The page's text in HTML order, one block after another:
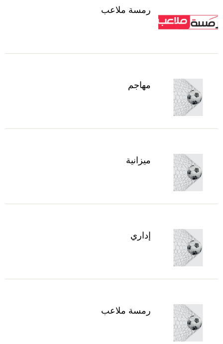
رمسة ملاعب
مهاجم
ميزانية
إداري
رمسة ملاعب